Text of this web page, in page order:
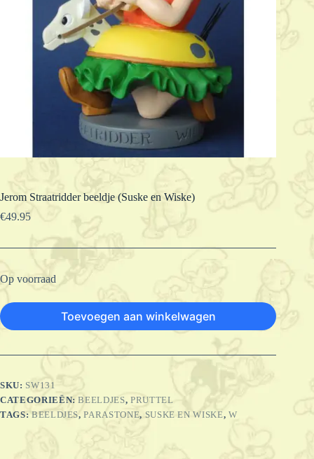
Jerom Straatridder beeldje (Suske en Wiske)
€49.95
Op voorraad
Toevoegen aan winkelwagen
SKU: SW131
CATEGORIEËN:BEELDJES, PRUTTEL
TAGS:BEELDJES,PARASTONE, SUSKE EN WISKE,W